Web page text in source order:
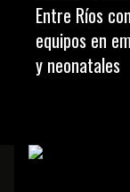
Entre Ríos
equipos en
y neonatales